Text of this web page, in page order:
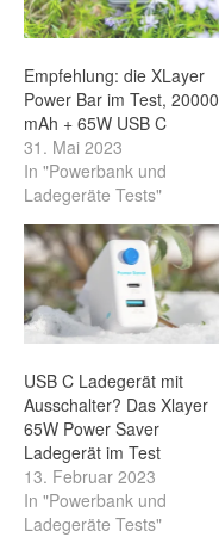
Empfehlung: die XLayer
Power Bar im Test, 20000
mAh + 65W USB C
31. Mai 2023
In "Powerbank und
Ladegeräte Tests"
USB C Ladegerät mit
Ausschalter? Das Xlayer
65W Power Saver
Ladegerät im Test
13. Februar 2023
In "Powerbank und
Ladegeräte Tests"